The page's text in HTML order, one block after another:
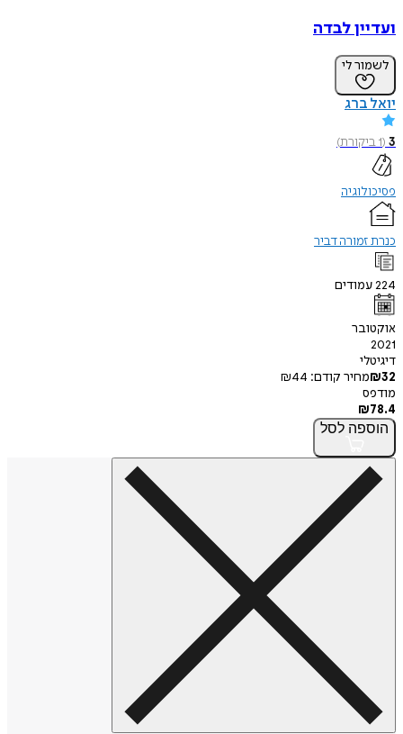
ועדיין לבדה
לשמור לי
יואל ברג
3
(
1ביקורת)
פסיכולוגיה
כנרת זמורה דביר
224עמודים
אוקטובר
2021
דיגיטלי
₪32 מחיר קודם: ₪44
מודפס
₪78.4
הוספה לסל